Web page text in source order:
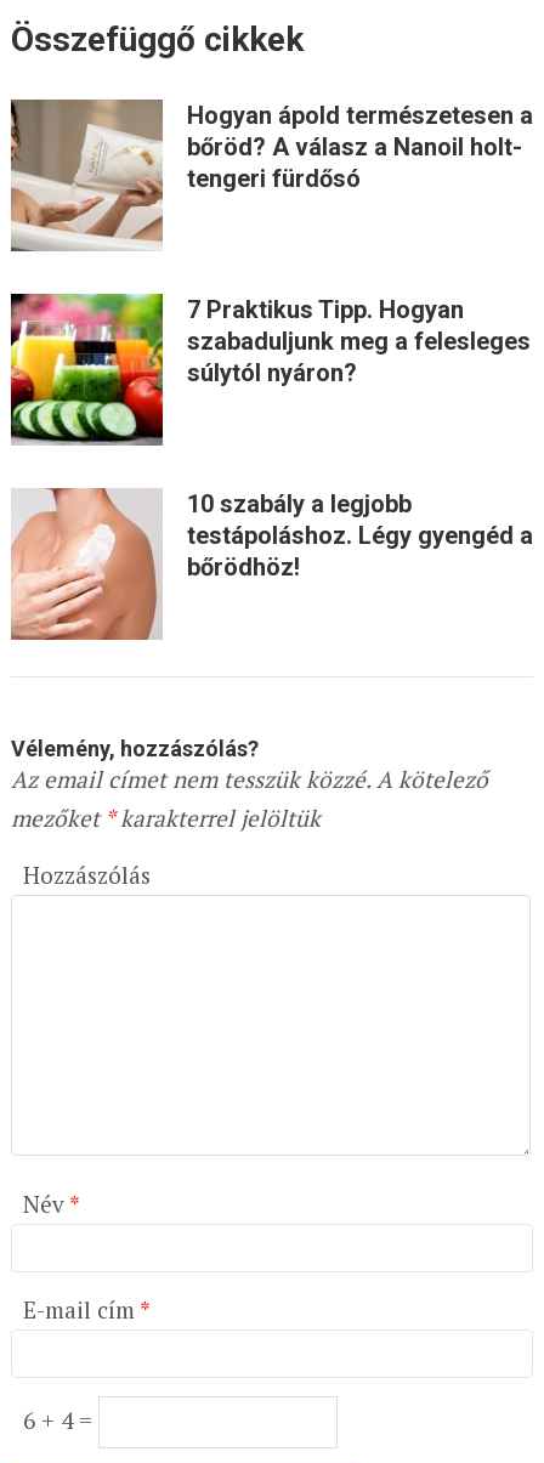
Összefüggő cikkek
Hogyan ápold természetesen a
bőröd? A válasz a Nanoil holt-
tengeri fürdősó
7 Praktikus Tipp. Hogyan
szabaduljunk meg a felesleges
súlytól nyáron?
10 szabály a legjobb
testápoláshoz. Légy gyengéd a
bőrödhöz!
Vélemény, hozzászólás?
Az email címet nem tesszük közzé.A kötelező
mezőket *karakterrel jelöltük
Hozzászólás
Név *
E-mail cím *
6 + 4 =